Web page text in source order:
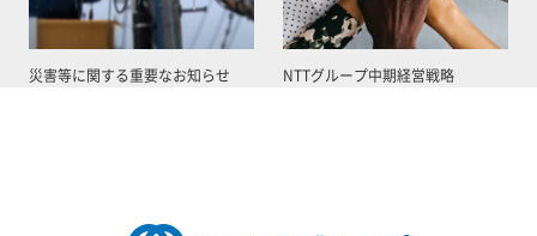
災害等に関する重要なお知らせ NTTグループ中期経営戦略